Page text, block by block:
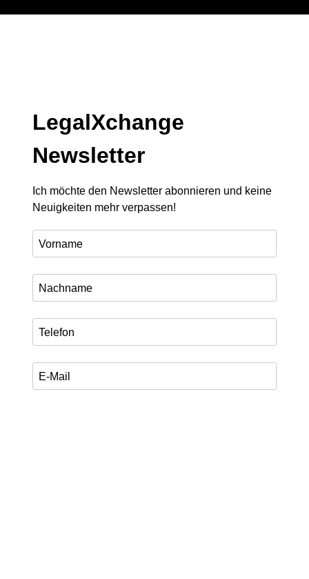
LegalXchange
Newsletter
Ich möchte den Newsletter abonnieren und keine
Neuigkeiten mehr verpassen!